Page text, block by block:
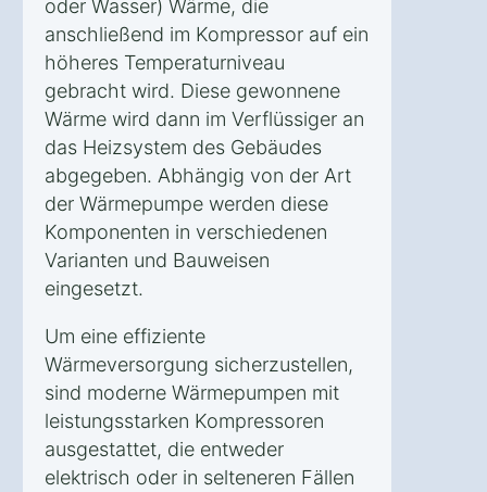
oder Wasser) Wärme, die
anschließend im Kompressor auf ein
höheres Temperaturniveau
gebracht wird. Diese gewonnene
Wärme wird dann im Verflüssiger an
das Heizsystem des Gebäudes
abgegeben. Abhängig von der Art
der Wärmepumpe werden diese
Komponenten in verschiedenen
Varianten und Bauweisen
eingesetzt.
Um eine effiziente
Wärmeversorgung sicherzustellen,
sind moderne Wärmepumpen mit
leistungsstarken Kompressoren
ausgestattet, die entweder
elektrisch oder in selteneren Fällen